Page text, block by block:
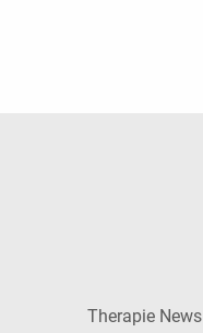
Therapie News